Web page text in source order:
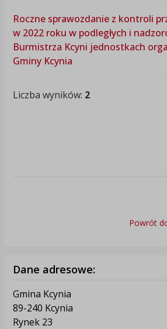
Roczne sprawozdanie z kontroli
w 2022 roku w podległych i
Burmistrza Kcyni jednostkach
Gminy Kcynia
Liczba wyników: 2
Powrót
Dane adresowe:
Gmina Kcynia
89-240 Kcynia
Rynek 23